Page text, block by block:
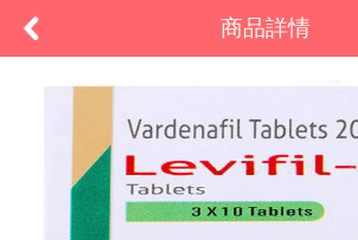
商品詳情